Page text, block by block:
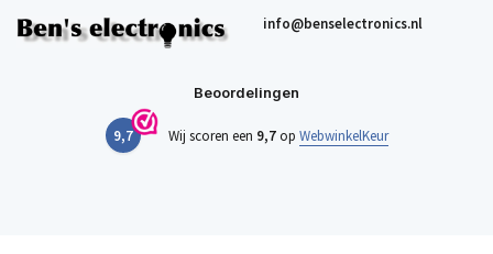
info@benselectronics.nl
Beoordelingen
9,7 Wij scoren een 9,7op WebwinkelKeur